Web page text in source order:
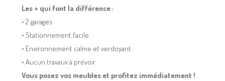
Les + qui font la différence :
• 2 garages
• Stationnement facile
• Environnement calme et verdoyant
• Aucun travaux à prévoir
Vous posez vos meubles et profitez immédiatement !